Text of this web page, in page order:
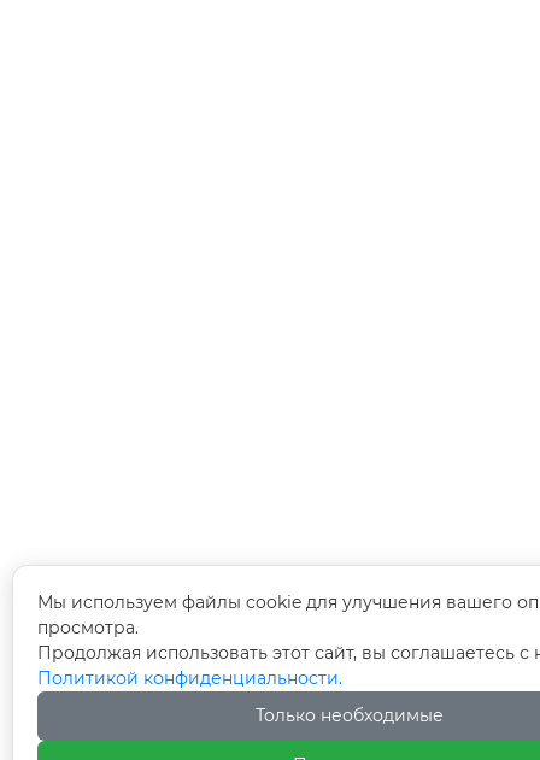
Мы используем файлы cookie для улучшения вашего
просмотра.
Продолжая использовать этот сайт, вы соглашаетесь
Политикой конфиденциальности.
Только необходимые